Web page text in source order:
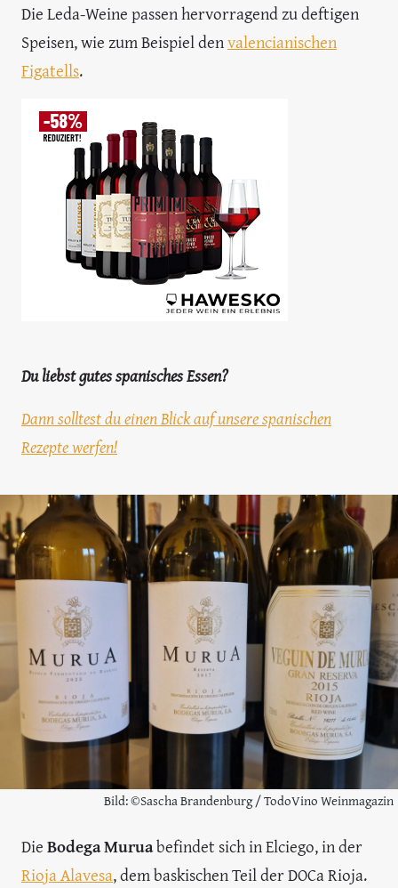
Die Leda-Weine passen hervorragend zu deftigen
Speisen, wie zum Beispiel denvalencianischen
Figatells.
Du liebst gutes spanisches Essen?
Dann solltest du einen Blick auf unsere spanischen
Rezepte werfen!
Bild: ©Sascha Brandenburg / TodoVino Weinmagazin
DieBodega Muruabefindet sich in Elciego, in der
Rioja Alavesa, dem baskischen Teil der DOCa Rioja.